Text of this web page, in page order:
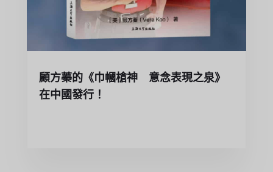
顧方蓁的《巾幗槍神 意念表現之泉》
在中國發行！